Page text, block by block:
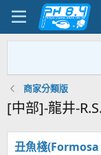
商家分類版
[中部]-龍井-
丑魚棧